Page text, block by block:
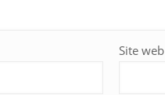
Site web